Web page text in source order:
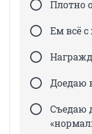
Плотно
Ем всё с
Доедаю
Съедаю